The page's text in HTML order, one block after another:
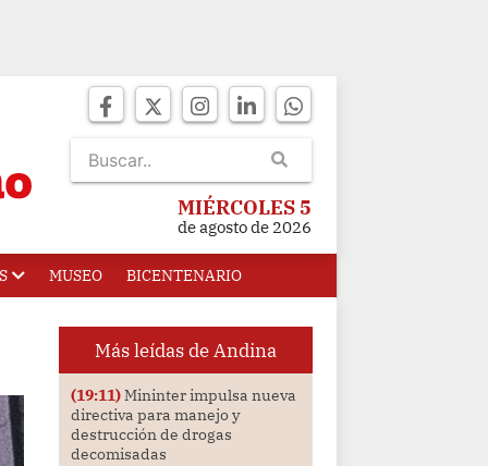
MIÉRCOLES 5
de agosto de 2026
MUSEO BICENTENARIO
Más leídas de Andina
(19:11)Mininter impulsa nueva
directiva para manejo y
destrucción de drogas
decomisadas